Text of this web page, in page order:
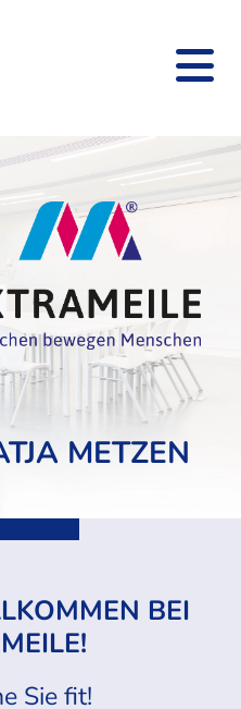
METZEN
BEI
Sie fit!